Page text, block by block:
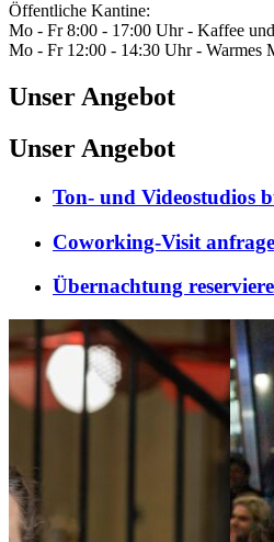
Öffentliche Kantine:
Mo - Fr 8:00 - 17:00 Uhr - Kaffee
Mo - Fr 12:00 - 14:30 Uhr - Warmes
Unser Angebot
Unser Angebot
Ton- und Videostudios
Coworking-Visit
Übernachtung